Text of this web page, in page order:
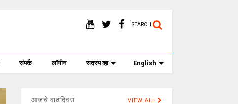
SEARCH
संपर्क लॉगीन सदस्य व्हा English
आजचे वाढदिवस VIEW ALL